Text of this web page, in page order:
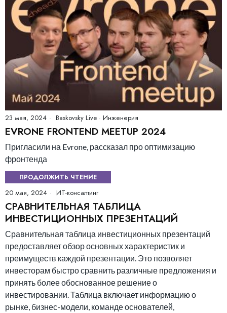
23 мая, 2024 Baskovsky Live · Инженерия
EVRONE FRONTEND MEETUP 2024
Пригласили на Evrone, рассказал про оптимизацию
фронтенда
ПРОДОЛЖИТЬ ЧТЕНИЕ
20 мая, 2024 ИТ-консалтинг
СРАВНИТЕЛЬНАЯ ТАБЛИЦА
ИНВЕСТИЦИОННЫХ ПРЕЗЕНТАЦИЙ
Сравнительная таблица инвестиционных презентаций
предоставляет обзор основных характеристик и
преимуществ каждой презентации. Это позволяет
инвесторам быстро сравнить различные предложения и
принять более обоснованное решение о
инвестировании. Таблица включает информацию о
рынке, бизнес-модели, команде основателей,